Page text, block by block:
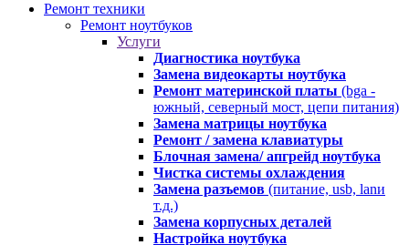
Ремонт техники
Ремонт ноутбуков
Услуги
Диагностика ноутбука
Замена видеокарты ноутбука
Ремонт материнской платы (bga -
южный, северный мост, цепи питания)
Замена матрицы ноутбука
Ремонт / замена клавиатуры
Блочная замена/ апгрейд ноутбука
Чистка системы охлаждения
Замена разъемов (питание, usb, lanи
т.д.)
Замена корпусных деталей
Настройка ноутбука